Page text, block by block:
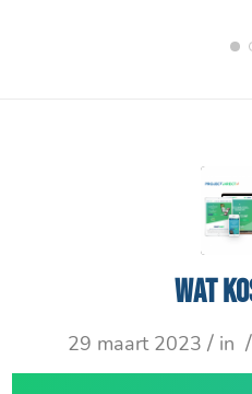
Wat
29 maart 2023 / in /